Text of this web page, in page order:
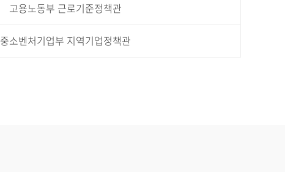
고용노동부 근로기준정책관
중소벤처기업부 지역기업정책관